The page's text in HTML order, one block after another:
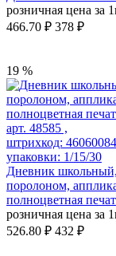
розничная цена за
466.70 ₽ 378 ₽
19 %
арт. 48585 ,
штрихкод:
упаковки: 1/15/30
Дневник
поролоном,
полноцветная
розничная цена за
526.80 ₽ 432 ₽